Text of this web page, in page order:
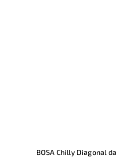
BOSA Chilly Diagonal